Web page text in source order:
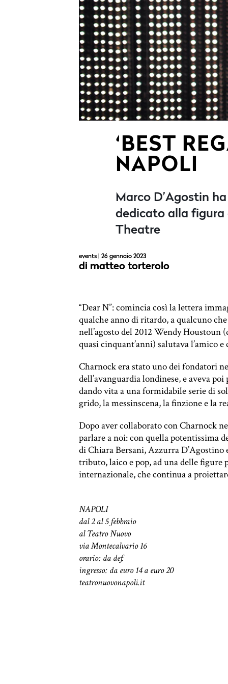
‘BEST
NAPOLI
Marco D’Agostin
dedicato alla figura
Theatre
events | 26 gennaio 2023
di matteo torterolo
“Dear N”: comincia così la lettera
qualche anno di ritardo, a qualcuno
nell’agosto del 2012 Wendy Houstoun
quasi cinquant’anni) salutava l’amico
Charnock era stato uno dei fondatori
dell’avanguardia londinese, e aveva
dando vita a una formidabile serie di
grido, la messinscena, la finzione e la
Dopo aver collaborato con Charnock
parlare a noi: con quella potentissima
di Chiara Bersani, Azzurra
tributo, laico e pop, ad una delle
internazionale, che continua a
NAPOLI
dal 2 al 5 febbraio
al Teatro Nuovo
via Montecalvario 16
orario: da def.
ingresso: da euro 14 a euro 20
teatronuovonapoli.it